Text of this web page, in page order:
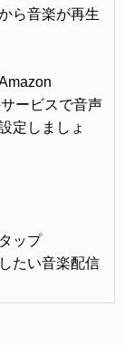
ら音楽が再生
ービスで音声
定しましょ
ップ
たい音楽配信